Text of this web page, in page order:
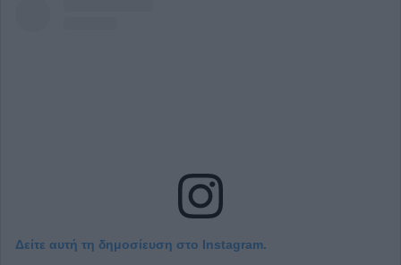
Δείτε αυτή τη δημοσίευση στο Instagram.